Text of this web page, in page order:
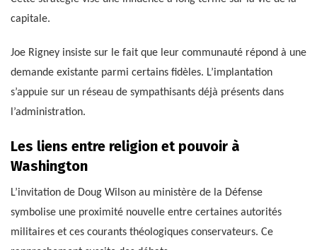
capitale.
Joe Rigney insiste sur le fait que leur communauté répond à une
demande existante parmi certains fidèles. L’implantation
s’appuie sur un réseau de sympathisants déjà présents dans
l’administration.
Les liens entre religion et pouvoir à
Washington
L’invitation de Doug Wilson au ministère de la Défense
symbolise une proximité nouvelle entre certaines autorités
militaires et ces courants théologiques conservateurs. Ce